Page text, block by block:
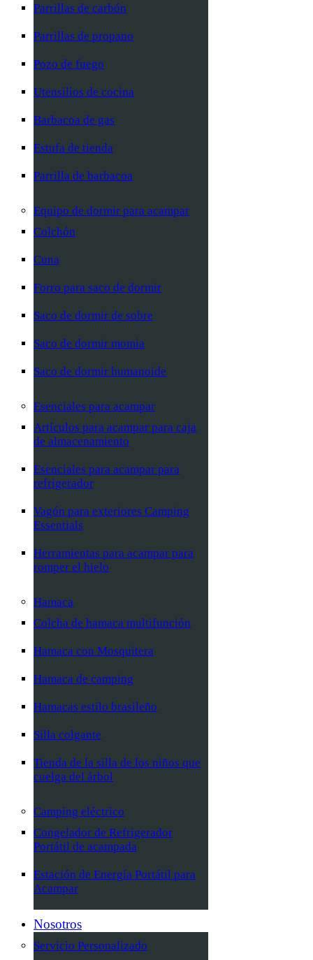
Parrillas de carbón
Parrillas de propano
Pozo de fuego
Utensilios de cocina
Barbacoa de gas
Estufa de tienda
Parrilla de barbacoa
Equipo de dormir para acampar
Colchón
Cuna
Forro para saco de dormir
Saco de dormir de sobre
Saco de dormir momia
Saco de dormir humanoide
Esenciales para acampar
Artículos para acampar para caja
de almacenamiento
Esenciales para acampar para
refrigerador
Vagón para exteriores Camping
Essentials
Herramientas para acampar para
romper el hielo
Hamaca
Colcha de hamaca multifunción
Hamaca con Mosquitera
Hamaca de camping
Hamacas estilo brasileño
Silla colgante
Tienda de la silla de los niños que
cuelga del árbol
Camping eléctrico
Congelador de Refrigerador
Portátil de acampada
Estación de Energía Portátil para
Acampar
Nosotros
Servicio Personalizado